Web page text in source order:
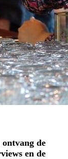
de
en de